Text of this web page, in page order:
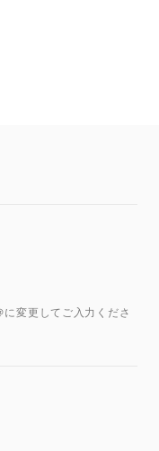
変更してご入力くださ